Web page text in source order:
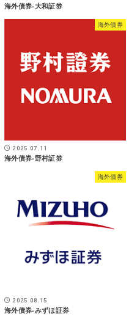
海外債券-大和証券
海外債券
2025.07.11
海外債券-野村証券
海外債券
2025.08.15
海外債券-みずほ証券